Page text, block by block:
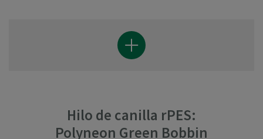
Hilo de canilla rPES:
Polyneon Green Bobbin